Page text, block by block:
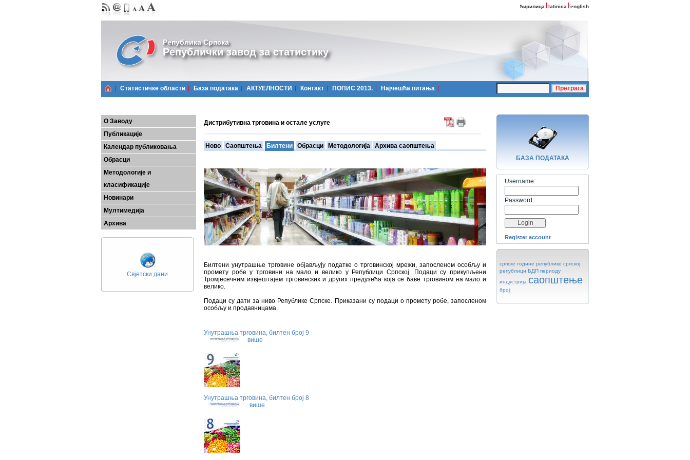
ћирилица latinica english
Република Српска
Републички завод за статистику
Статистичке области Базa података АКТУЕЛНОСТИ Контакт ПОПИС 2013. Најчешћa питања
О Заводу
Публикације
Календар публиковања
Обрасци
Методологије и
класификације
Новинари
Мултимедија
Архива
Свјетски дани
Дистрибутивна трговина и остале услуге
Ново Саопштења Билтени Обрасци Методологија Архива саопштења
Билтени унутрашње трговине објављују податке о трговинској мрежи, запосленом особљу и
промету робе у трговини на мало и велико у Републици Српској. Подаци су прикупљени
Тромјесечним извјештајем трговинских и других предузећа која се баве трговином на мало и
велико.
Подаци су дати за ниво Републике Српске. Приказани су подаци о промету робе, запосленом
особљу и продавницама.
Унутрашња трговина, билтен број 9
више
Унутрашња трговина, билтен број 8
више
БАЗA ПОДАТАКА
Username:
Password:
Register account
српске године републике српској
републици БДП периоду
индустрија саопштење
број